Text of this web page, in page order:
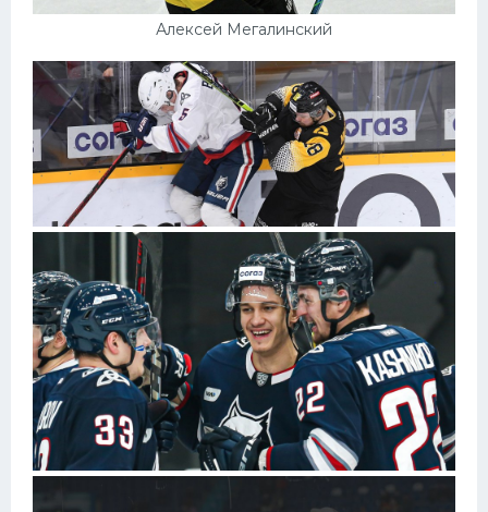
Алексей Мегалинский